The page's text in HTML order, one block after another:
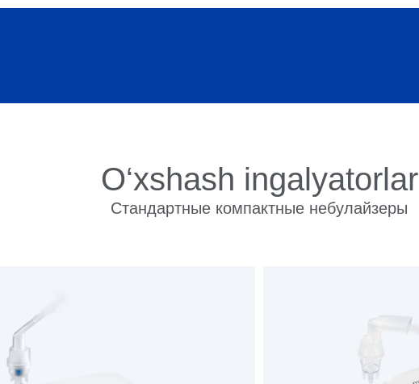
O‘xshash ingalyatorlar
Стандартные компактные небулайзеры